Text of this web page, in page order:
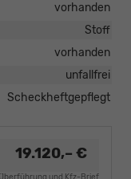
vorhanden
Stoff
vorhanden
unfallfrei
Scheckheftgepflegt
19.120,– €